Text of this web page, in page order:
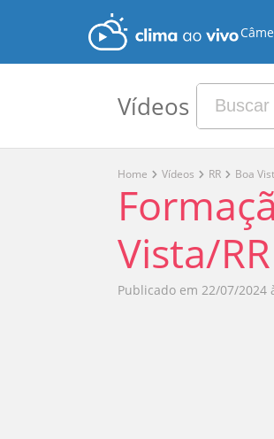
Vídeos
Home Vídeos RR Boa
Vista/
Publicado em 22/07/2024